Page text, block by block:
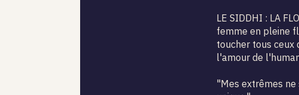
LE SIDDHI : LA
femme en pleine
toucher tous ceux
l'amour de
"Mes extrêmes